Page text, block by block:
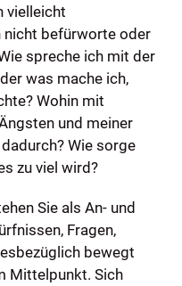
vielleicht
nicht befürworte oder
spreche ich mit der
was mache ich,
Wohin mit
und meiner
Wie sorge
zu viel wird?
Sie als An- und
Fragen,
bewegt
Mittelpunkt. Sich